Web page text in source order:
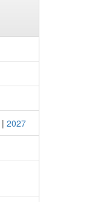
| 2027